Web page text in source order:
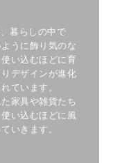
暮らしの中で
うに飾り気のな
い込むほどに育
デザインが進化
ています。
家具や雑貨たち
い込むほどに風
いきます。